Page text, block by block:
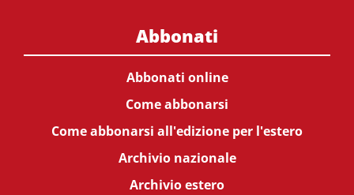
Abbonati
Abbonati online
Come abbonarsi
Come abbonarsi all'edizione per l'estero
Archivio nazionale
Archivio estero